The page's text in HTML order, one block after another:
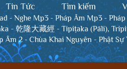
Tin Tức Tìm kiếm
- Nghe Mp3-Pháp Âm Mp3-
- 乾隆大藏經- Tipiṭaka (Pāli),
Âm 2 -Chùa Khai Nguyên -Phật Sự